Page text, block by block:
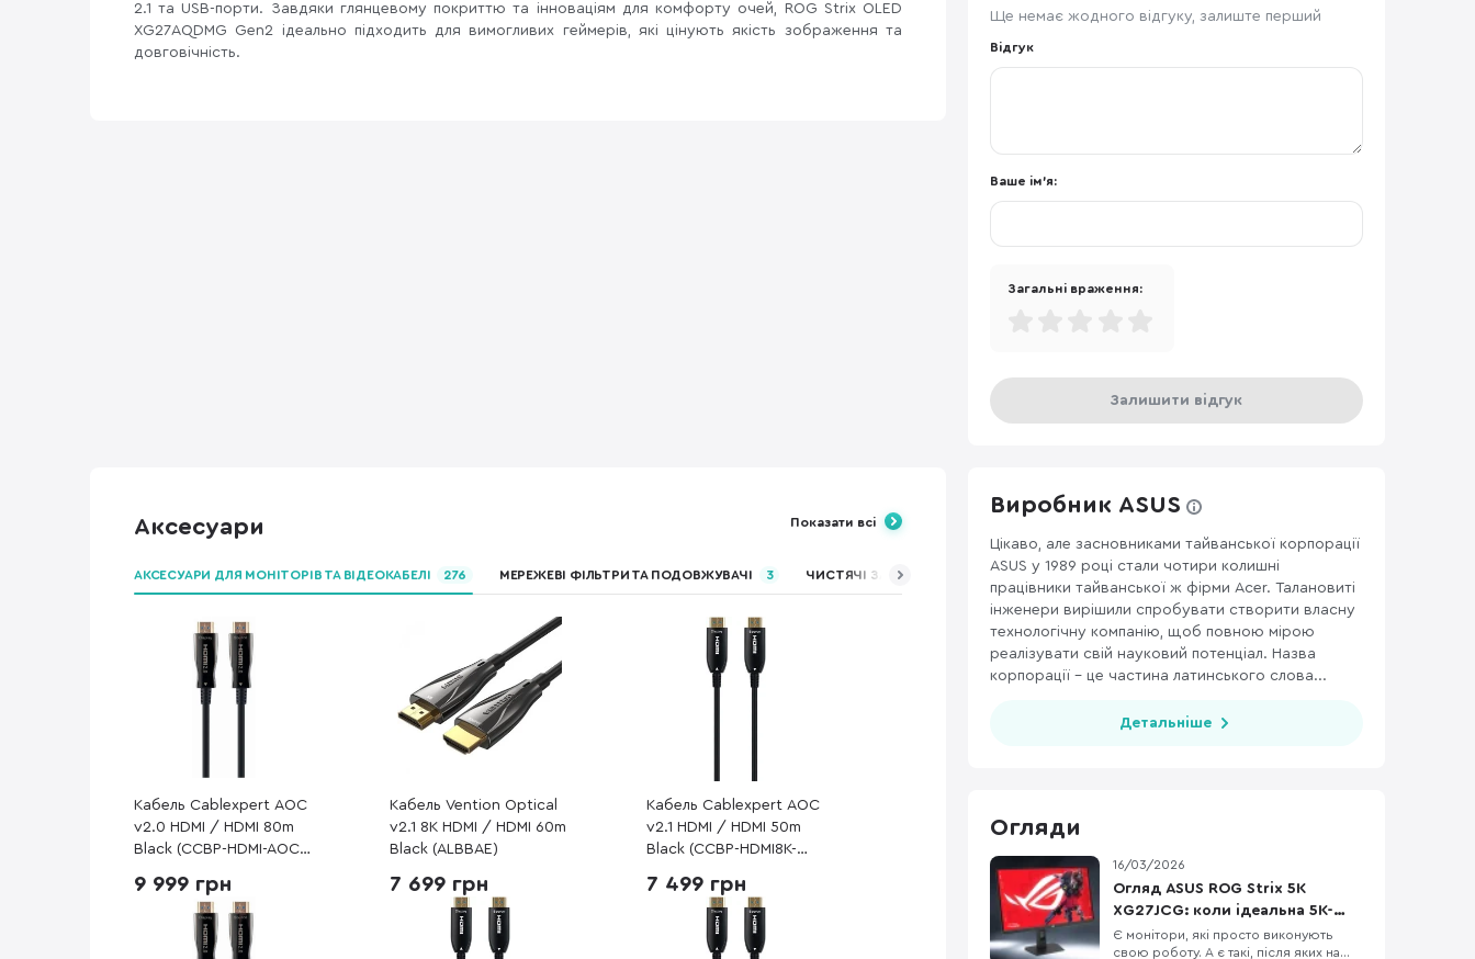
2.1 та USB-порти. Завдяки глянцевому покриттю та інноваціям для комфорту очей, ROG Strix OLED
XG27AQDMG Gen2 ідеально підходить для вимогливих геймерів, які цінують якість зображення та
довговічність.
Ще немає жодного відгуку, залиште перший
Відгук
Ваше ім'я:
Загальні враження:
Залишити відгук
Показати всі
Аксесуари
АКСЕСУАРИ ДЛЯ МОНІТОРІВ ТА ВІДЕОКАБЕЛІ 276 МЕРЕЖЕВІ ФІЛЬТРИ ТА ПОДОВЖУВАЧІ 3 ЧИСТЯЧІ ЗАСОБИ
Кабель Cablexpert AOC
v2.0 HDMI / HDMI 80m
Black (CCBP-HDMI-AOC-
9 999 грн
Кабель Vention Optical
v2.1 8K HDMI / HDMI 60m
Black (ALBBAE)
7 699 грн
Кабель Cablexpert AOC
v2.1 HDMI / HDMI 50m
Black (CCBP-HDMI8K-
7 499 грн
Виробник ASUS
Цікаво, але засновниками тайванської корпорації
ASUS у 1989 році стали чотири колишні
працівники тайванської ж фірми Acer. Талановиті
інженери вирішили спробувати створити власну
технологічну компанію, щоб повною мірою
реалізувати свій науковий потенціал. Назва
корпорації – це частина латинського слова...
Детальніше
Огляди
16/03/2026
Огляд ASUS ROG Strix 5K
XG27JCG: коли ідеальна 5K-
картинка зустрічає 330 Гц
Є монітори, які просто виконують
свою роботу. А є такі, після яких на